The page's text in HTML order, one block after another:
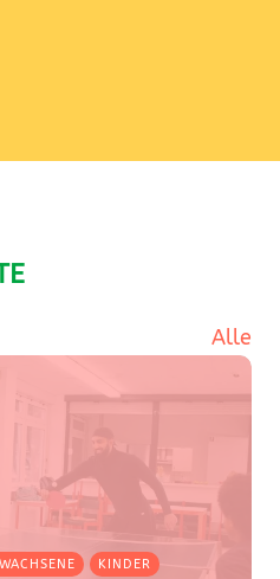
Alle
KINDER